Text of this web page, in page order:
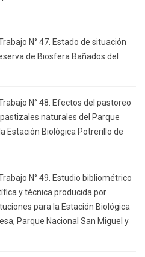
N° 47. Estado de situación
de Biosfera Bañados del
N° 48. Efectos del pastoreo
naturales del Parque
Estación Biológica Potrerillo de
N° 49. Estudio bibliométrico
y técnica producida por
para la Estación Biológica
Parque Nacional San Miguel y